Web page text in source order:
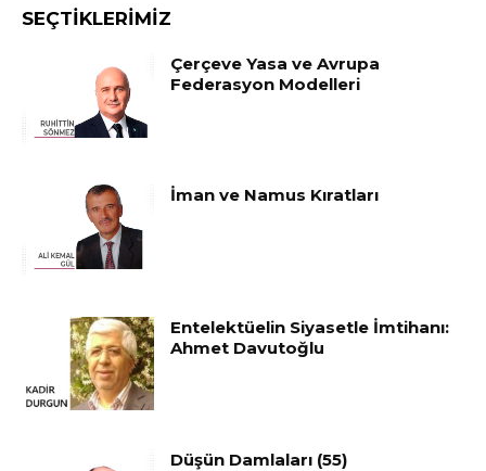
SEÇTIKLERIMIZ
Çerçeve Yasa ve Avrupa
Federasyon Modelleri
İman ve Namus Kıratları
Entelektüelin Siyasetle İmtihanı:
Ahmet Davutoğlu
Düşün Damlaları (55)